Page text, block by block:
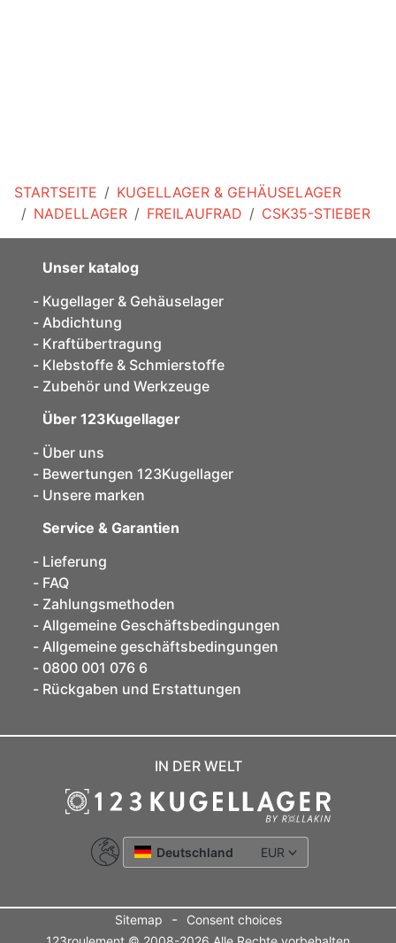
STARTSEITE
KUGELLAGER & GEHÄUSELAGER
NADELLAGER
FREILAUFRAD CSK35-STIEBER
Unser katalog
Kugellager & Gehäuselager
Abdichtung
Kraftübertragung
Klebstoffe & Schmierstoffe
Zubehör und Werkzeuge
Über 123Kugellager
Über uns
Bewertungen 123Kugellager
Unsere marken
Service & Garantien
Lieferung
FAQ
Zahlungsmethoden
Allgemeine Geschäftsbedingungen
Allgemeine geschäftsbedingungen
0800 001 076 6
Rückgaben und Erstattungen
IN DER WELT
Deutschland EUR
Sitemap -
Consent choices